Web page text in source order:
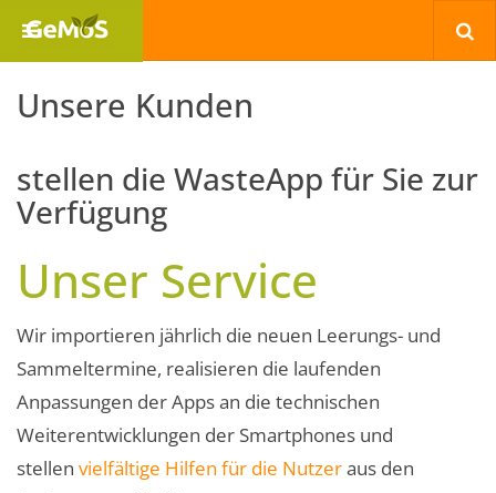
Unsere Kunden
stellen die WasteApp für Sie zur
Verfügung
Unser Service
Wir importieren jährlich die neuen Leerungs- und
Sammeltermine, realisieren die laufenden
Anpassungen der Apps an die technischen
Weiterentwicklungen der Smartphones und
stellen vielfältige Hilfen für die Nutzeraus den